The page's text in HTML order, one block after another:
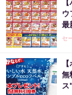
ウ
最
セ
無
ス